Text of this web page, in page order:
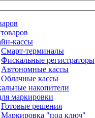
кассы
Смарт-терминалы
Фискальные регистраторы
Автономные кассы
Облачные кассы
накопители
маркировки
Готовые решения
Маркировка "под ключ"